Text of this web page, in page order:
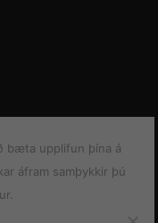
bæta upplifun þína á
áfram samþykkir þú